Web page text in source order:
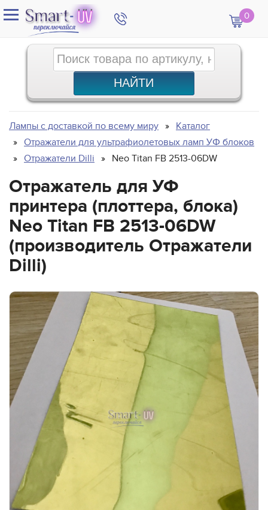
0
Лампы с доставкой по всему миру
Каталог
Отражатели для ультрафиолетовых ламп УФ блоков
Отражатели Dilli
Neo Titan FB 2513-06DW
Отражатель для УФ
принтера (плоттера, блока)
Neo Titan FB 2513-06DW
(производитель Отражатели
Dilli)